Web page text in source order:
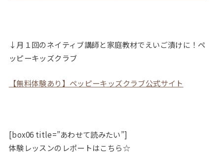
↓月１回のネイティブ講師と家庭教材でえいご漬けに！ペ
ッピーキッズクラブ
【無料体験あり】ペッピーキッズクラブ公式サイト
[box06 title=”あわせて読みたい”]
体験レッスンのレポートはこちら☆